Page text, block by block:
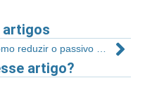
artigos
Como reduzir o passivo da sua empresa
artigo?